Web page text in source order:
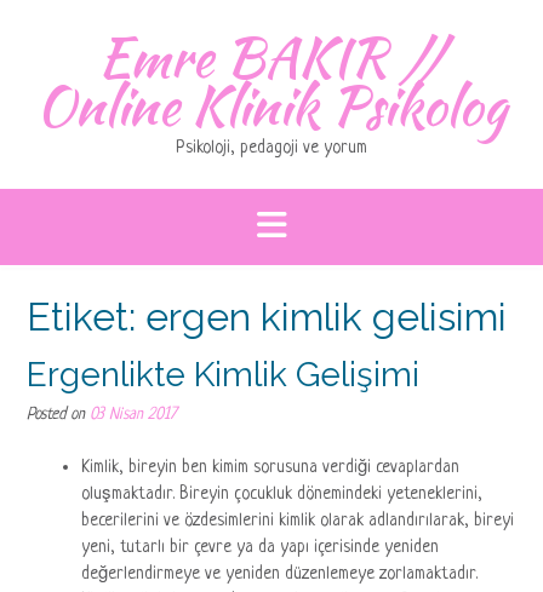
Emre BAKIR //
Online Klinik Psikolog
Psikoloji, pedagoji ve yorum
Etiket: ergen kimlik gelisimi
Ergenlikte Kimlik Gelişimi
Posted on 03 Nisan 2017
Kimlik, bireyin ben kimim sorusuna verdiği cevaplardan
oluşmaktadır. Bireyin çocukluk dönemindeki yeteneklerini,
becerilerini ve özdesimlerini kimlik olarak adlandırılarak, bireyi
yeni, tutarlı bir çevre ya da yapı içerisinde yeniden
değerlendirmeye ve yeniden düzenlemeye zorlamaktadır.